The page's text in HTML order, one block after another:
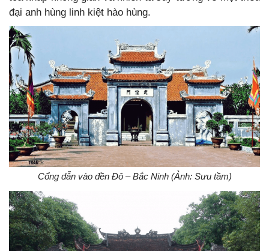
đại anh hùng linh kiệt hào hùng.
Cổng dẫn vào đền Đô – Bắc Ninh (Ảnh: Sưu tầm)